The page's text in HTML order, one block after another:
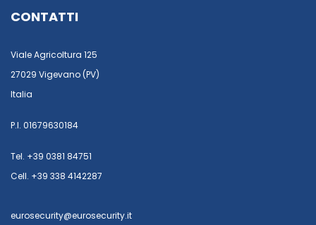
CONTATTI
Viale Agricoltura 125
27029 Vigevano (PV)
Italia
P.I. 01679630184
Tel. +39 0381 84751
Cell. +39 338 4142287
eurosecurity@eurosecurity.it